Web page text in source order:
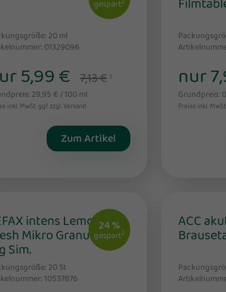
gespart
20 ml
01329096
5,99 € 7,13 € 1
29,95 € / 100 ml
inkl. MwSt. ggf. zzgl. Versand
Zum Artikel
nur
Grundpreis:
Preise inkl.
24 %
gespart2
intens Lemon
Mikro Granul.250
Sim.
20 St
10537876
ACC